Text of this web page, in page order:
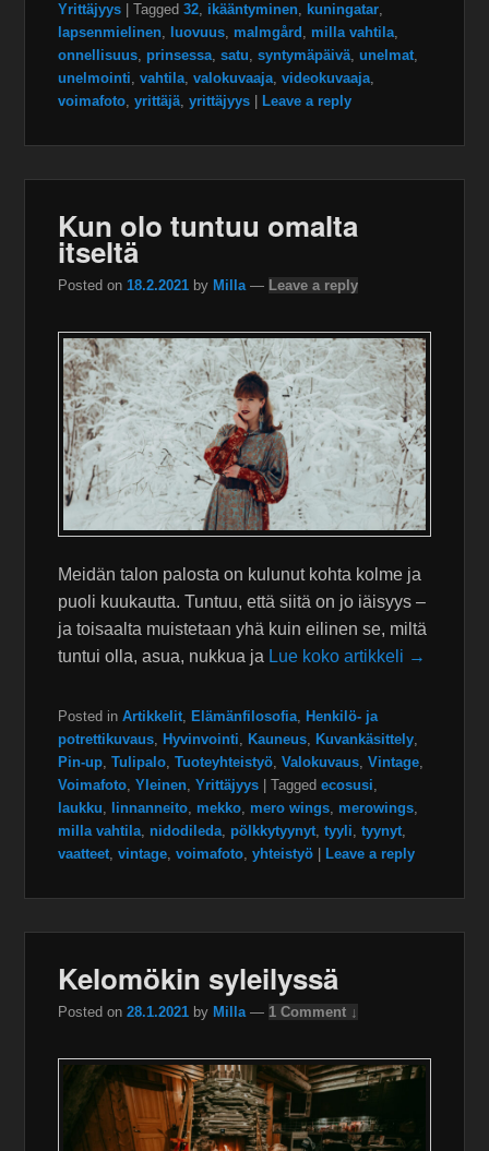
Yrittäjyys
|Tagged 32, ikääntyminen, kuningatar,
lapsenmielinen, luovuus, malmgård , milla vahtila,
onnellisuus, prinsessa,satu,syntymäpäivä,unelmat,
unelmointi,vahtila,valokuvaaja,videokuvaaja,
voimafoto,yrittäjä,yrittäjyys Leave a reply
Kun olo tuntuu omalta
itseltä
Posted on18.2.2021 by Milla — Leave a reply
Meidän talon palosta on kulunut kohta kolme ja
puoli kuukautta. Tuntuu, että siitä on jo iäisyys –
ja toisaalta muistetaan yhä kuin eilinen se, miltä
tuntui olla, asua, nukkua ja Lue koko artikkeli →
Posted in Artikkelit, Elämänfilosofia, Henkilö- ja
potrettikuvaus, Hyvinvointi, Kauneus, Kuvankäsittely,
Pin-up,Tulipalo,Tuoteyhteistyö,Valokuvaus,Vintage,
Voimafoto,Yleinen,Yrittäjyys |Tagged ecosusi,
laukku, linnanneito, mekko, mero wings, merowings,
milla vahtila, nidodileda, pölkkytyynyt,tyyli,tyynyt,
vaatteet,vintage,voimafoto,yhteistyö Leave a reply
Kelomökin syleilyssä
Posted on28.1.2021 by Milla — 1 Comment ↓